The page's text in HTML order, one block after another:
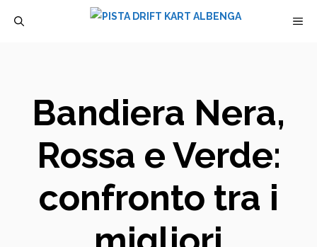
Bandiera Nera,
Rossa e Verde:
confronto tra i